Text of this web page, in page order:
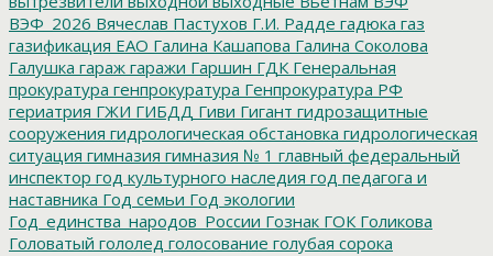
ВЭФ_2026 Вячеслав Пастухов Г.И. Радде гадюка газ
газификация ЕАО Галина Кашапова Галина Соколова
Галушка гараж гаражи Гаршин ГДК Генеральная
прокуратура генпрокуратура Генпрокуратура РФ
гериатрия ГЖИ ГИБДД Гиви Гигант гидрозащитные
сооружения гидрологическая обстановка гидрологическая
ситуация гимназия гимназия № 1 главный федеральный
инспектор год культурного наследия год педагога и
наставника Год семьи Год экологии
Год_единства_народов_России Гознак ГОК Голикова
Головатый гололед голосование голубая сорока